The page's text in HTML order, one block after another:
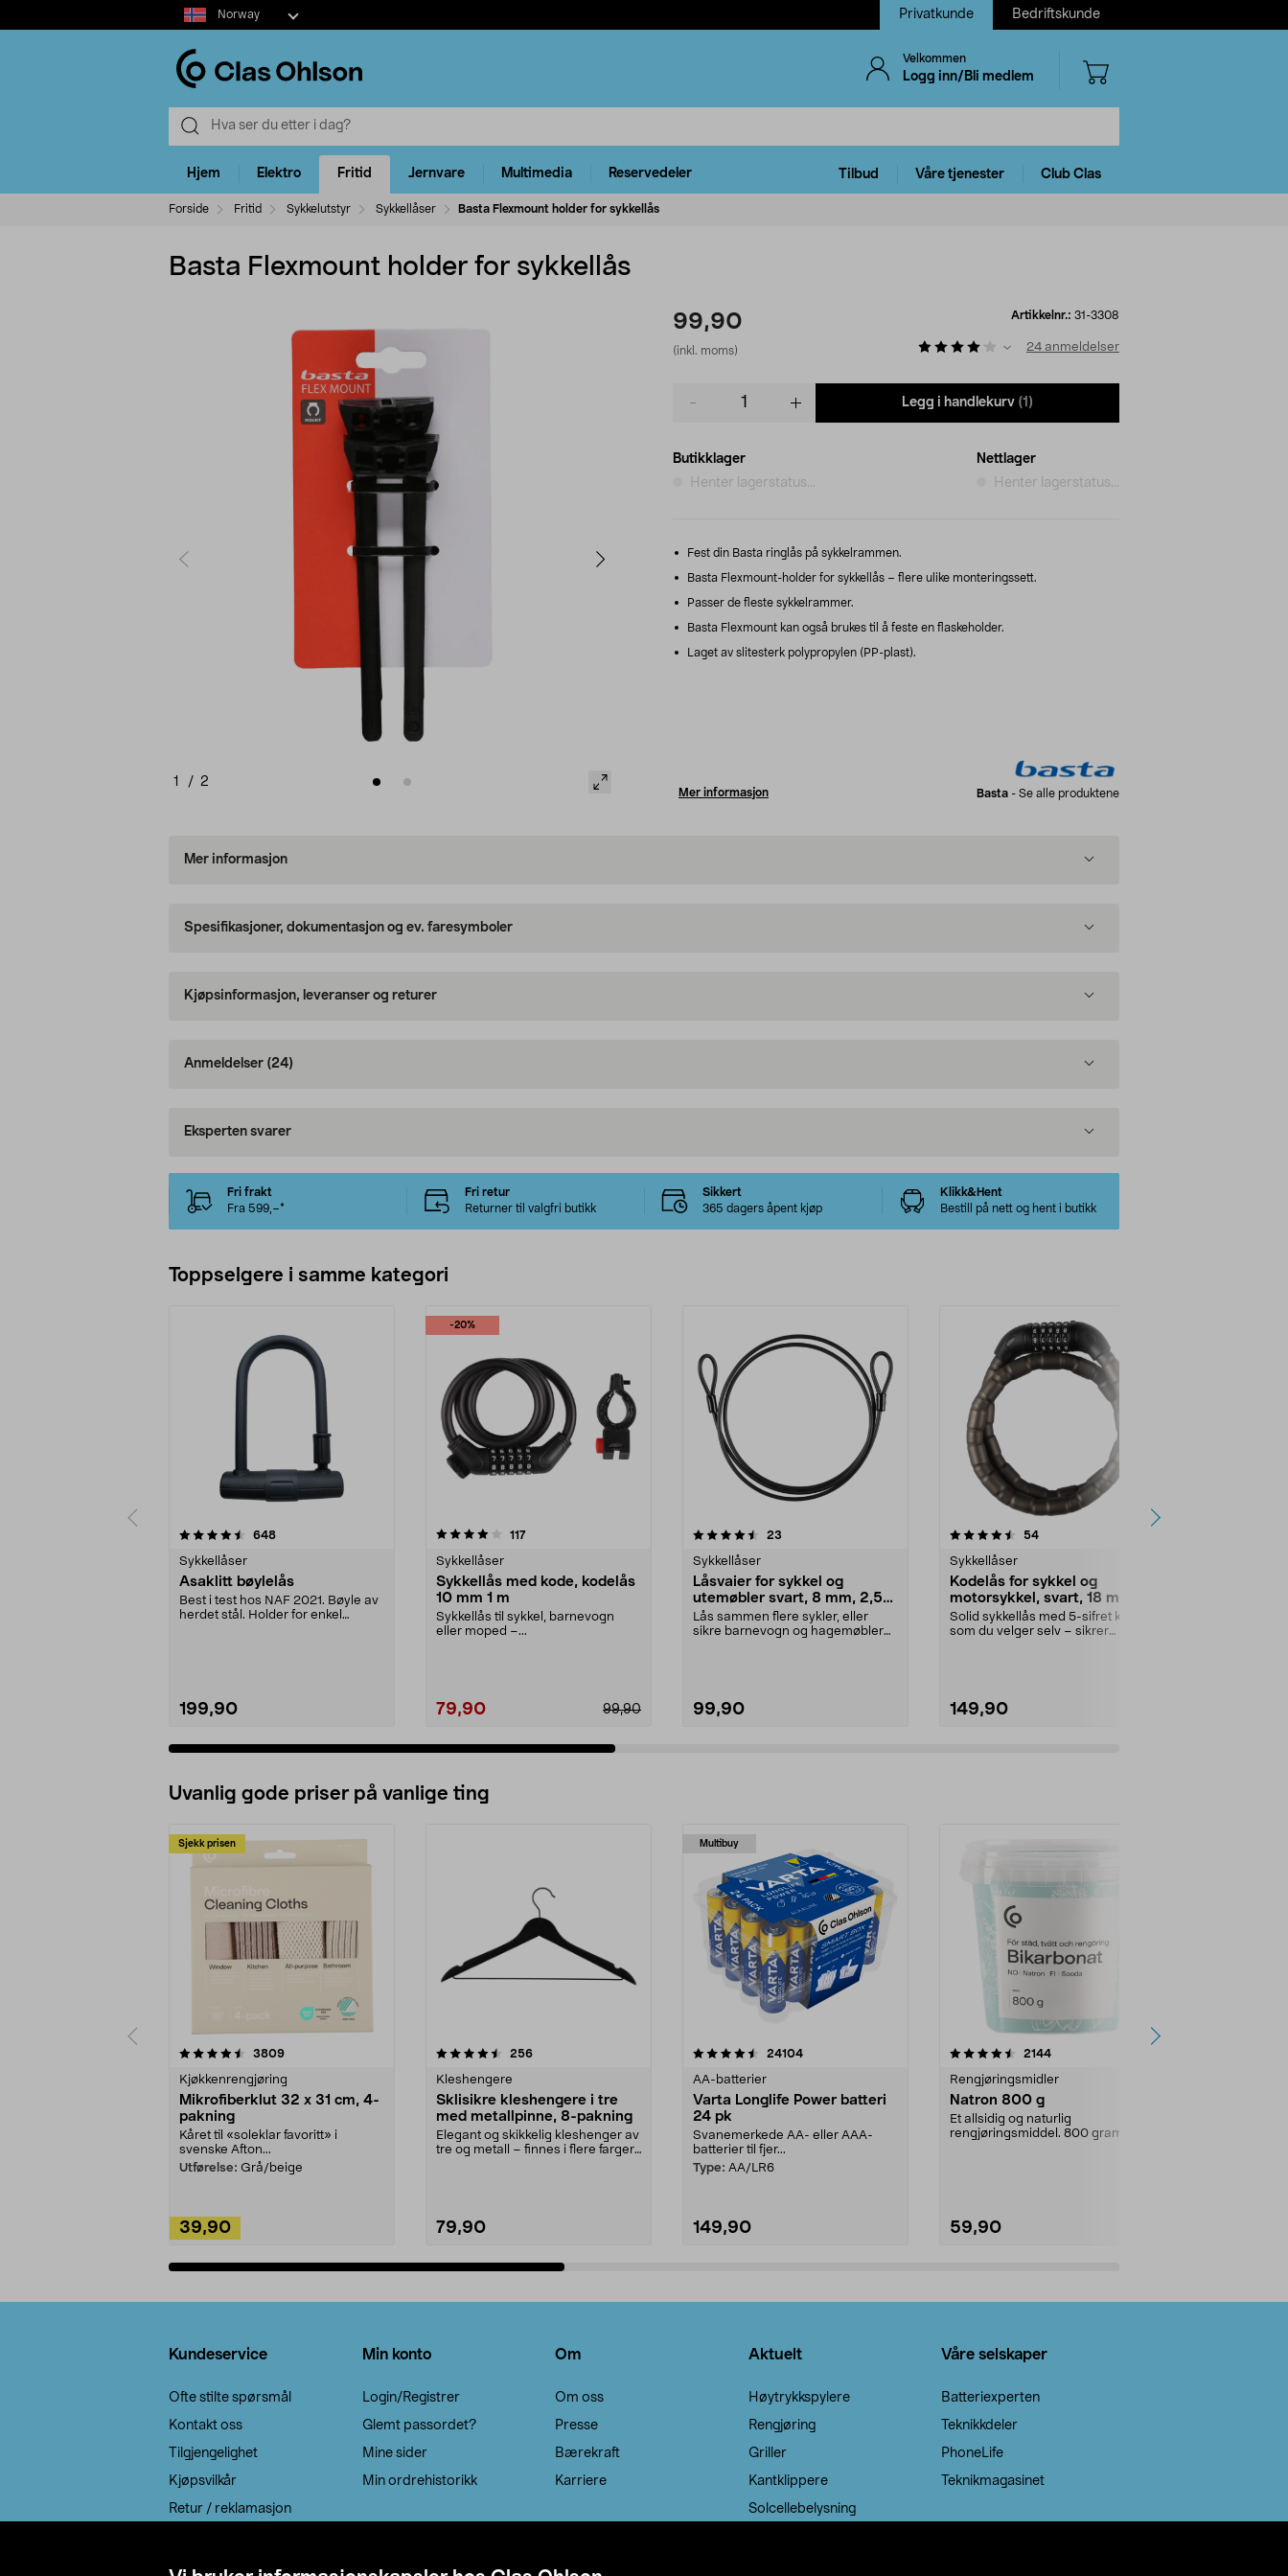
Select
market
Norway Privatkunde Bedriftskunde
Velkommen
Logg inn/Bli medlem
Hjem Elektro Fritid Jernvare Multimedia Reservedeler Tilbud Våre tjenester Club Clas
Forside Fritid Sykkelutstyr Sykkellåser Basta Flexmount holder for sykkellås
Basta Flexmount holder for sykkellås
1 / 2
99,90
(inkl. moms)
Artikkelnr.: 31-3308
24 anmeldelser
Legg i handlekurv (1)
Butikklager
Henter lagerstatus...
Nettlager
Henter lagerstatus...
Fest din Basta ringlås på sykkelrammen.
Basta Flexmount-holder for sykkellås – flere ulike monteringssett.
Passer de fleste sykkelrammer.
Basta Flexmount kan også brukes til å feste en flaskeholder.
Laget av slitesterk polypropylen (PP-plast).
Mer informasjon Basta - Se alle produktene
Mer informasjon
Spesifikasjoner, dokumentasjon og ev. faresymboler
Kjøpsinformasjon, leveranser og returer
Anmeldelser (24)
Eksperten svarer
Fri frakt
Fra 599,–*
Fri retur
Returner til valgfri butikk
Sikkert
365 dagers åpent kjøp
Klikk&Hent
Bestill på nett og hent i butikk
Toppselgere i samme kategori
648anmeldelser
Sykkellåser
Asaklitt bøylelås
Best i test hos NAF 2021. Bøyle av
herdet stål. Holder for enkel
199,90
-20%
4.0 av 5 stjerner 117anmeldelser
Sykkellåser
Sykkellås med kode, kodelås
10 mm 1 m
Sykkellås til sykkel, barnevogn
eller moped –...
79,90 99,90
4.5 av 5 stjerner 23
Sykkellåser
Låsvaier for sykkel og
utemøbler svart, 8 mm, 2,5
meter
Lås sammen flere sykler, eller
sikre barnevogn og hagemøbler
99,90
4.5 av 5 stjerner 54anmeldelser
Sykkellåser
Kodelås for sykkel og
motorsykkel, svart, 18 mm 1
m
Solid sykkellås med 5-sifret kode
som du velger selv – sikrer
149,90
4.5 av 5 stjerner
Uvanlig gode priser på vanlige ting
Sjekk prisen
3809anmeldelser
Kjøkkenrengjøring
Mikrofiberklut 32 x 31 cm, 4-
pakning
Kåret til «soleklar favoritt» i
svenske Afton...
Utførelse: Grå/beige
39,90
4.5av 5 stjerner 256anmeldelser
Kleshengere
Sklisikre kleshengere i tre
med metallpinne, 8-pakning
Elegant og skikkelig kleshenger av
tre og metall – finnes i flere farger.
79,90
Multibuy
4.5av 5 stjerner 24104anmeldelser
AA-batterier
Varta Longlife Power batteri
24 pk
Svanemerkede AA- eller AAA-
batterier til fjer...
Type: AA/LR6
149,90
4.5av 5 stjerner 2144anmeldelser
Rengjøringsmidler
Natron 800 g
Et allsidig og naturlig
rengjøringsmiddel. 800 gram
59,90
4.0av 5 stjerner
Kundeservice
Ofte stilte spørsmål
Kontakt oss
Tilgjengelighet
Kjøpsvilkår
Retur / reklamasjon
Min konto
Login/Registrer
Glemt passordet?
Mine sider
Min ordrehistorikk
Om
Om oss
Presse
Bærekraft
Karriere
Aktuelt
Høytrykkspylere
Rengjøring
Griller
Kantklippere
Solcellebelysning
Våre selskaper
Batteriexperten
Teknikkdeler
PhoneLife
Teknikmagasinet